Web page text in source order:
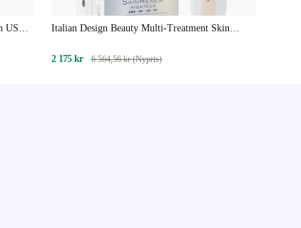
USB
Italian Design Beauty Multi-Treatment Skin
2 175 kr
6 564,56 kr (Nypris)